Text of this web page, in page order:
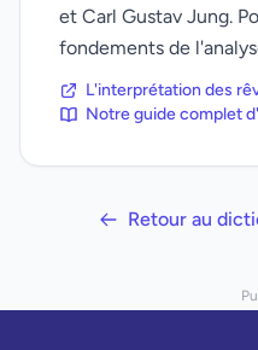
et Carl Gustav Jung.
fondements de
L'interprétation des
Notre guide complet
Retour au